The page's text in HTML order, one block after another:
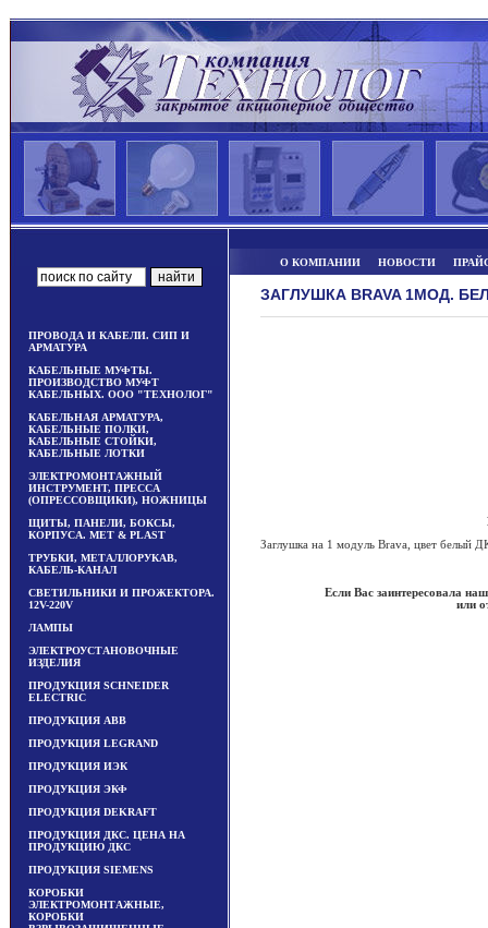
ПРОВОДА И КАБЕЛИ. СИП И
АРМАТУРА
КАБЕЛЬНЫЕ МУФТЫ.
ПРОИЗВОДСТВО МУФТ
КАБЕЛЬНЫХ. ООО "ТЕХНОЛОГ"
КАБЕЛЬНАЯ АРМАТУРА,
КАБЕЛЬНЫЕ ПОЛКИ,
КАБЕЛЬНЫЕ СТОЙКИ,
КАБЕЛЬНЫЕ ЛОТКИ
ЭЛЕКТРОМОНТАЖНЫЙ
ИНСТРУМЕНТ, ПРЕССА
(ОПРЕССОВЩИКИ), НОЖНИЦЫ
ЩИТЫ, ПАНЕЛИ, БОКСЫ,
КОРПУСА. MET & PLAST
ТРУБКИ, МЕТАЛЛОРУКАВ,
КАБЕЛЬ-КАНАЛ
СВЕТИЛЬНИКИ И ПРОЖЕКТОРА.
12V-220V
ЛАМПЫ
ЭЛЕКТРОУСТАНОВОЧНЫЕ
ИЗДЕЛИЯ
ПРОДУКЦИЯ SCHNEIDER
ELECTRIC
ПРОДУКЦИЯ ABB
ПРОДУКЦИЯ LEGRAND
ПРОДУКЦИЯ ИЭК
ПРОДУКЦИЯ ЭКФ
ПРОДУКЦИЯ DEKRAFT
ПРОДУКЦИЯ ДКС. ЦЕНА НА
ПРОДУКЦИЮ ДКС
ПРОДУКЦИЯ SIEMENS
КОРОБКИ
ЭЛЕКТРОМОНТАЖНЫЕ,
КОРОБКИ
О КОМПАНИИ НОВОСТИ
ЗАГЛУШКА BRAVA 1МОД.
Заглушка на 1 модуль Brava, цвет белый
Если Вас заинтересовала
или